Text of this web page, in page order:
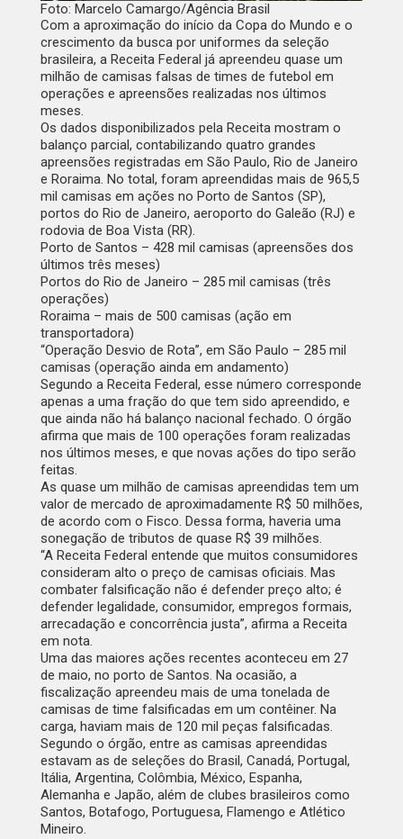
Foto: Marcelo Camargo/Agência Brasil
Com a aproximação do início da Copa do Mundo e o
crescimento da busca por uniformes da seleção
brasileira, a Receita Federal já apreendeu quase um
milhão de camisas falsas de times de futebol em
operações e apreensões realizadas nos últimos
meses.
Os dados disponibilizados pela Receita mostram o
balanço parcial, contabilizando quatro grandes
apreensões registradas em São Paulo, Rio de Janeiro
e Roraima. No total, foram apreendidas mais de 965,5
mil camisas em ações no Porto de Santos (SP),
portos do Rio de Janeiro, aeroporto do Galeão (RJ) e
rodovia de Boa Vista (RR).
Porto de Santos – 428 mil camisas (apreensões dos
últimos três meses)
Portos do Rio de Janeiro – 285 mil camisas (três
operações)
Roraima – mais de 500 camisas (ação em
transportadora)
“Operação Desvio de Rota”, em São Paulo – 285 mil
camisas (operação ainda em andamento)
Segundo a Receita Federal, esse número corresponde
apenas a uma fração do que tem sido apreendido, e
que ainda não há balanço nacional fechado. O órgão
afirma que mais de 100 operações foram realizadas
nos últimos meses, e que novas ações do tipo serão
feitas.
As quase um milhão de camisas apreendidas tem um
valor de mercado de aproximadamente R$ 50 milhões,
de acordo com o Fisco. Dessa forma, haveria uma
sonegação de tributos de quase R$ 39 milhões.
“A Receita Federal entende que muitos consumidores
consideram alto o preço de camisas oficiais. Mas
combater falsificação não é defender preço alto; é
defender legalidade, consumidor, empregos formais,
arrecadação e concorrência justa”, afirma a Receita
em nota.
Uma das maiores ações recentes aconteceu em 27
de maio, no porto de Santos. Na ocasião, a
fiscalização apreendeu mais de uma tonelada de
camisas de time falsificadas em um contêiner. Na
carga, haviam mais de 120 mil peças falsificadas.
Segundo o órgão, entre as camisas apreendidas
estavam as de seleções do Brasil, Canadá, Portugal,
Itália, Argentina, Colômbia, México, Espanha,
Alemanha e Japão, além de clubes brasileiros como
Santos, Botafogo, Portuguesa, Flamengo e Atlético
Mineiro.